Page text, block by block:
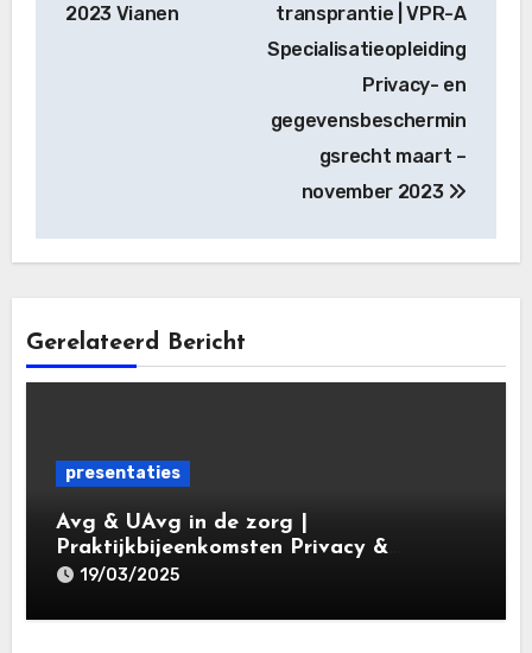
2023 Vianen
transprantie | VPR-A
Specialisatieopleiding
Privacy- en
gegevensbeschermin
gsrecht maart –
november 2023
Gerelateerd Bericht
presentaties
Avg & UAvg in de zorg |
Praktijkbijeenkomsten Privacy &
Gegevensbescherming in de Zorg 2025 |
19/03/2025